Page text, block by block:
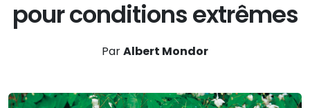
pour conditions extrêmes
ParAlbert Mondor